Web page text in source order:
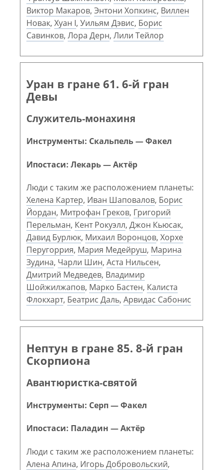
Виктор Макаров, Энтони Хопкинс, Виллен
Новак, Хуан I, Уильям Дэвис, Борис
Савинков, Лора Дерн, Лили Тейлор
Уран в гране 61. 6-й гран
Девы
Служитель-монахиня
Инструменты: Скальпель — Факел
Ипостаси: Лекарь — Актёр
Люди с таким же расположением планеты:
Хелена Картер, Иван Шаповалов, Борис
Йордан, Митрофан Греков, Григорий
Перельман, Кент Рокуэлл, Джон Кьюсак,
Давид Бурлюк, Михаил Воронцов, Хорхе
Перугоррия, Мария Медейруш, Марина
Зудина, Чарли Шин, Аста Нильсен,
Дмитрий Медведев, Владимир
Шойжилжапов, Марко Бастен, Калиста
Флокхарт, Беатрис Даль, Арвидас Сабонис
Нептун в гране 85. 8-й гран
Скорпиона
Авантюристка-святой
Инструменты: Серп — Факел
Ипостаси: Паладин — Актёр
Люди с таким же расположением планеты:
Алена Апина, Игорь Добровольский,